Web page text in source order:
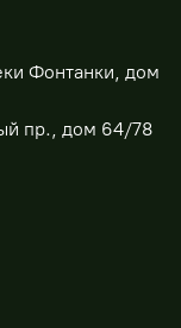
Фонтанки, дом
пр., дом 64/78